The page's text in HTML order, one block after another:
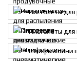
Пистолеты
Шлифмашини